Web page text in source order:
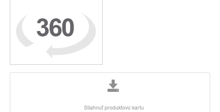
Stiahnuť produktovú kartu